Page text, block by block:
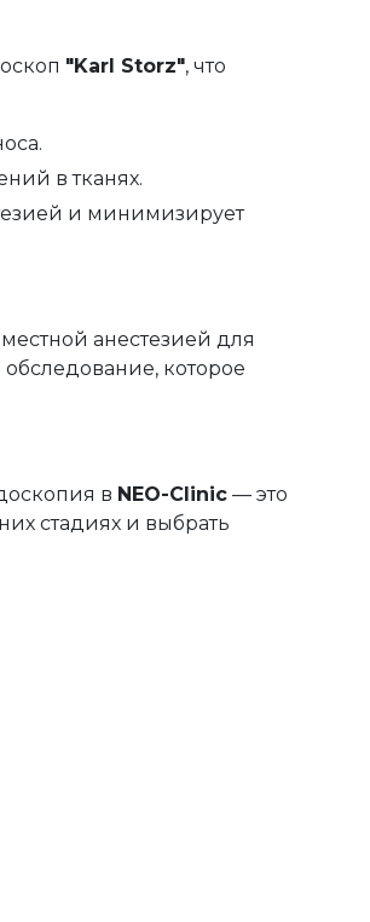
"Karl Storz", что
в тканях.
и минимизирует
анестезией для
которое
в NEO-Clinic — это
стадиях и выбрать